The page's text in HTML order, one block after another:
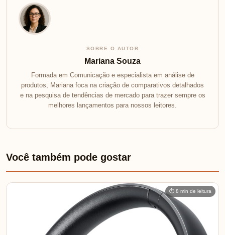
SOBRE O AUTOR
Mariana Souza
Formada em Comunicação e especialista em análise de
produtos, Mariana foca na criação de comparativos detalhados
e na pesquisa de tendências de mercado para trazer sempre os
melhores lançamentos para nossos leitores.
Você também pode gostar
⏱ 8 min de leitura